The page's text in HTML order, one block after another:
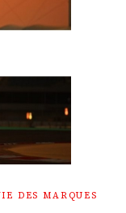
DES MARQUES